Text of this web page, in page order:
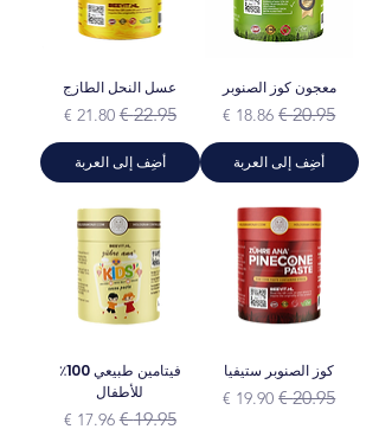
معجون كوز الصنوبر
سعر عادي‏20.95 € سعر البيع
أضِف إلى العربة
عسل النحل الطازج
سعر عادي‏22.95 € سعر البيع‏21.80 €
أضِف إلى العربة
كوز الصنوبر ستيفيا
سعر عادي‏20.95 € سعر البيع
فيتامين طبيعي 100٪
للأطفال
سعر عادي‏19.95 € سعر البيع‏17.96 €